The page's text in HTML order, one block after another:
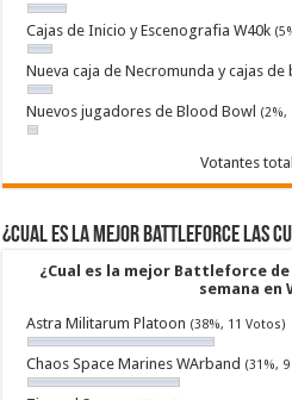
Cajas de Inicio y Escenografia W40k
Nueva caja de Necromunda y cajas de
Nuevos jugadores de Blood Bowl (2%,
Votantes
¿Cual es la mejor Battleforce las
¿Cual es la mejor Battleforce
semana en
Astra Militarum Platoon (38%, 11 Votos)
Chaos Space Marines WArband (31%,